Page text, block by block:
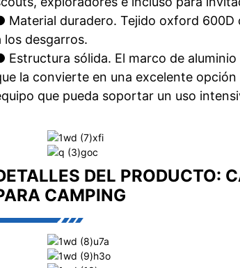
Material duradero. Tejido oxford 600D
los desgarros.
Estructura sólida. El marco de
la convierte en una excelente
que pueda soportar un uso
DEL PRODUCTO:
CAMPING